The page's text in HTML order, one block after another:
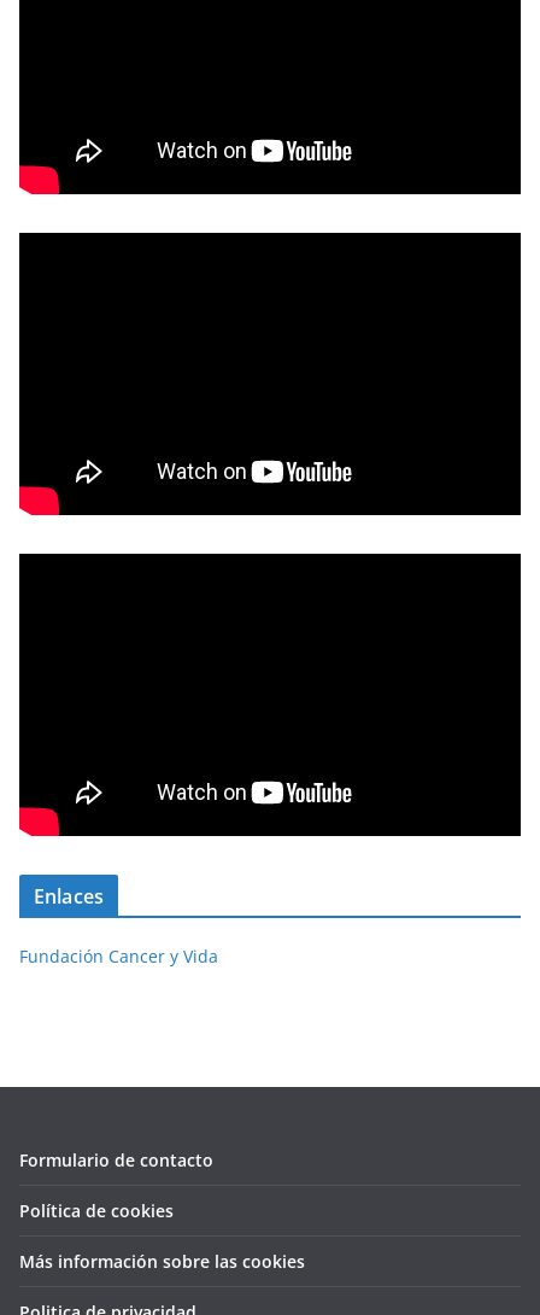
Enlaces
Fundación Cancer y Vida
Formulario de contacto
Política de cookies
Más información sobre las cookies